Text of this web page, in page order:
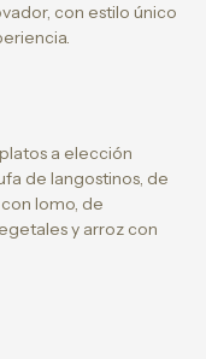
con estilo único
a elección
de langostinos, de
lomo, de
y arroz con